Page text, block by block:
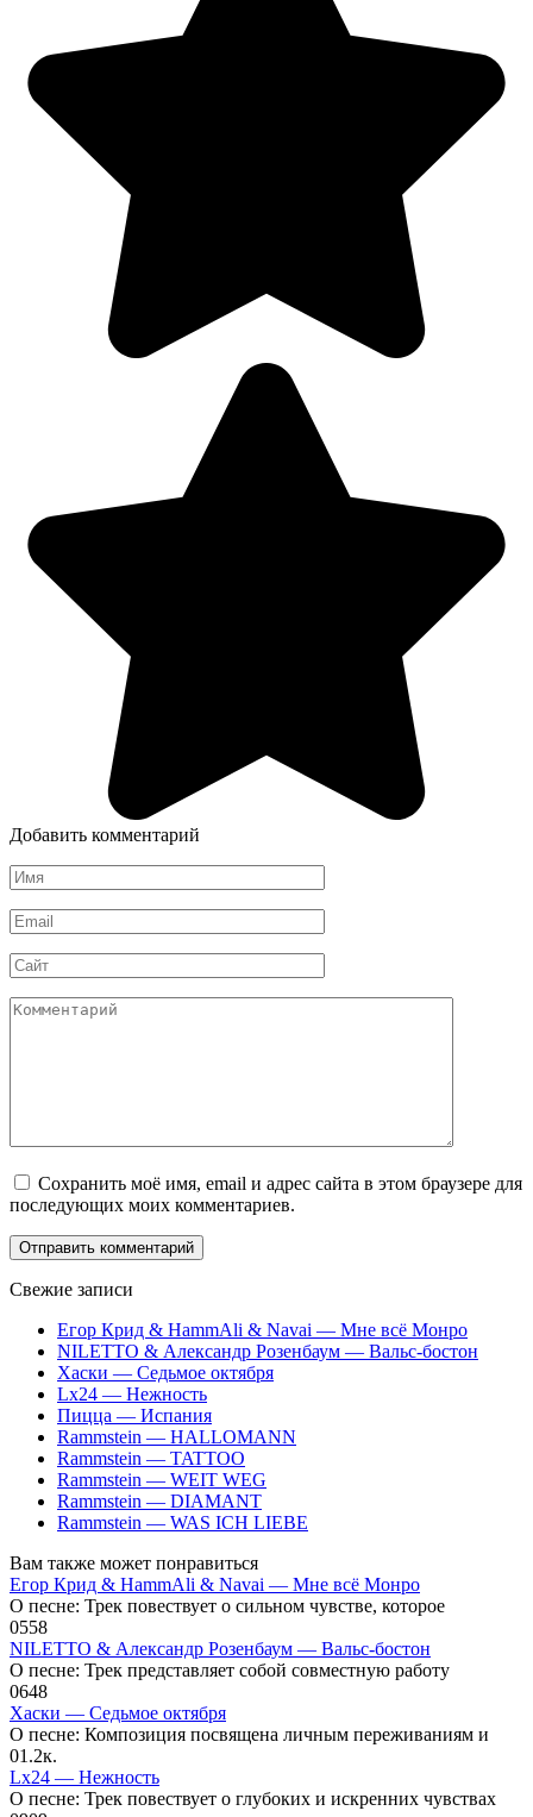
Добавить комментарий
Имя
*
Email
*
Сайт
Комментарий
Сохранить моё имя, email и адрес сайта в этом браузере для
последующих моих комментариев.
Свежие записи
Егор Крид & HammAli & Navai — Мне всё Монро
NILETTO & Александр Розенбаум — Вальс-бостон
Хаски — Седьмое октября
Lx24 — Нежность
Пицца — Испания
Rammstein — HALLOMANN
Rammstein — TATTOO
Rammstein — WEIT WEG
Rammstein — DIAMANT
Rammstein — WAS ICH LIEBE
Вам также может понравиться
Егор Крид & HammAli & Navai — Мне всё Монро
О песне: Трек повествует о сильном чувстве, которое
0558
NILETTO & Александр Розенбаум — Вальс-бостон
О песне: Трек представляет собой совместную работу
0648
Хаски — Седьмое октября
О песне: Композиция посвящена личным переживаниям и
01.2к.
Lx24 — Нежность
О песне: Трек повествует о глубоких и искренних чувствах